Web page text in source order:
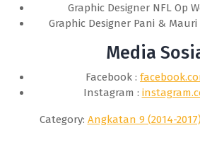
Graphic Designer NFL Op
Graphic Designer Pani & Mauri
Media
Facebook :
Instagram :
Category: Angkatan 9 (2014-